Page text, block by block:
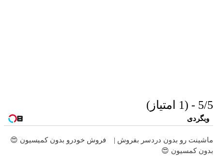
5/5 - (1 امتیاز)
وبگردی
ماشینت رو بدون دردسر بفروش |
بدون کمسیون 😍
فروش خودرو بدون کمیسیون 😍